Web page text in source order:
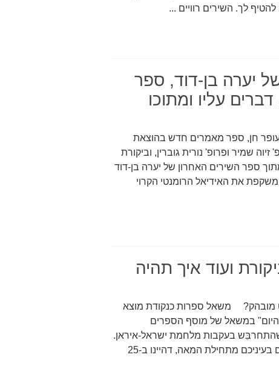
לך. השירים רוויים ...
יערה בן-דוד, ספר
עליו ומתוכו
עופר חן, ספר מאמרים חדש בהוצאת
שמיר ופרופ' נורית גוברין, וביקורת
ספר השירים האחרון של יערה בן-דוד
את האידיאל הרומנטי הקרוי
ועוד איך תהיה
מובהק? משאל ספרות כנקודת מוצא
היום" במשאל של מוסף הספרים
שהתחרבֵּש בעקבות מלחמת ישראל-איראן.
המשאל שאל אילו הם 25 הספרים הישראליים הטובים בעיניכם מתחילת המאה, דהיינו ב-25